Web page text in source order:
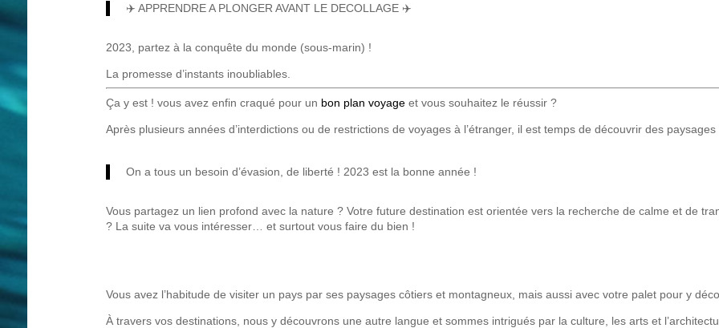
✈️ APPRENDRE A PLONGER AVANT LE DECOLLAGE ✈️
2023, partez à la conquête du monde (sous-marin) !
La promesse d’instants inoubliables.
Ça y est ! vous avez enfin craqué pour un bon plan voyageet vous souhaitez le réussir ?
Après plusieurs années d’interdictions ou de restrictions de voyages à l’étranger, il est temps de découvrir des
On a tous un besoin d’évasion, de liberté ! 2023 est la bonne année !
Vous partagez un lien profond avec la nature ? Votre future destination est orientée vers la recherche de calme et de
? La suite va vous intéresser… et surtout vous faire du bien !
Vous avez l’habitude de visiter un pays par ses paysages côtiers et montagneux, mais aussi avec votre palet pour y
À travers vos destinations, nous y découvrons une autre langue et sommes intrigués par la culture, les arts et